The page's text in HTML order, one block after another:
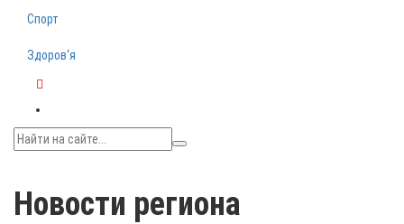
Спорт
Здоров‘я
Новости региона